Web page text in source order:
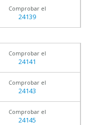
Comprobar el
24139
Comprobar el
24141
Comprobar el
24143
Comprobar el
24145